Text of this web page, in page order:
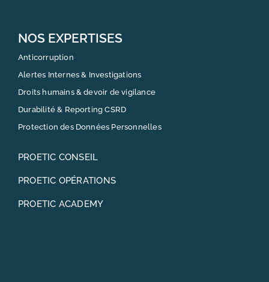
NOS EXPERTISES
Anticorruption
Alertes Internes & Investigations
Droits humains & devoir de vigilance
Durabilité & Reporting CSRD
Protection des Données Personnelles
PROETIC CONSEIL
PROETIC OPÉRATIONS
PROETIC ACADEMY